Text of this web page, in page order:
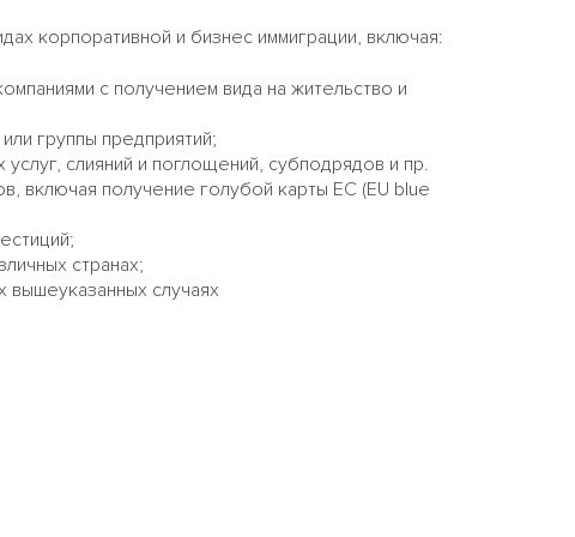
корпоративной и бизнес иммиграции, включая:
с получением вида на жительство и
группы предприятий;
слияний и поглощений, субподрядов и пр.
включая получение голубой карты ЕС (EU blue
странах;
вышеуказанных случаях